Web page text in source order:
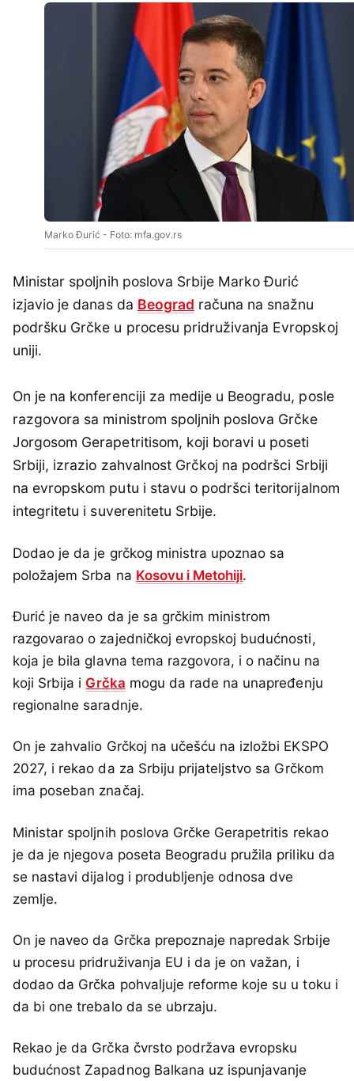
Marko Đurić - Foto: mfa.gov.rs
Ministar spoljnih poslova Srbije Marko Đurić
izjavio je danas da Beograd računa na snažnu
podršku Grčke u procesu pridruživanja Evropskoj
uniji.
On je na konferenciji za medije u Beogradu, posle
razgovora sa ministrom spoljnih poslova Grčke
Jorgosom Gerapetritisom, koji boravi u poseti
Srbiji, izrazio zahvalnost Grčkoj na podršci Srbiji
na evropskom putu i stavu o podršci teritorijalnom
integritetu i suverenitetu Srbije.
Dodao je da je grčkog ministra upoznao sa
položajem Srba na Kosovu i Metohiji.
Đurić je naveo da je sa grčkim ministrom
razgovarao o zajedničkoj evropskoj budućnosti,
koja je bila glavna tema razgovora, i o načinu na
koji Srbija i Grčka mogu da rade na unapređenju
regionalne saradnje.
On je zahvalio Grčkoj na učešću na izložbi EKSPO
2027, i rekao da za Srbiju prijateljstvo sa Grčkom
ima poseban značaj.
Ministar spoljnih poslova Grčke Gerapetritis rekao
je da je njegova poseta Beogradu pružila priliku da
se nastavi dijalog i produbljenje odnosa dve
zemlje.
On je naveo da Grčka prepoznaje napredak Srbije
u procesu pridruživanja EU i da je on važan, i
dodao da Grčka pohvaljuje reforme koje su u toku i
da bi one trebalo da se ubrzaju.
Rekao je da Grčka čvrsto podržava evropsku
budućnost Zapadnog Balkana uz ispunjavanje